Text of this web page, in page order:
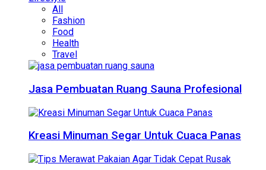
All
Fashion
Food
Health
Travel
Jasa Pembuatan Ruang Sauna Profesional
Kreasi Minuman Segar Untuk Cuaca Panas